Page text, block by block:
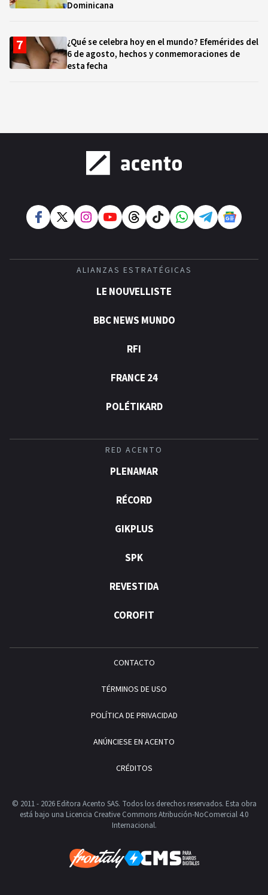
Dominicana
¿Qué se celebra hoy en el mundo? Efemérides del
6 de agosto, hechos y conmemoraciones de
esta fecha
ALIANZAS ESTRATÉGICAS
LE NOUVELLISTE
BBC NEWS MUNDO
RFI
FRANCE 24
POLÉTIKARD
RED ACENTO
PLENAMAR
RÉCORD
GIKPLUS
SPK
REVESTIDA
COROFIT
CONTACTO
TÉRMINOS DE USO
POLÍTICA DE PRIVACIDAD
ANÚNCIESE EN ACENTO
CRÉDITOS
© 2011 - 2026 Editora Acento SAS. Todos los derechos reservados. Esta obra
está bajo una Licencia Creative Commons Atribución-NoComercial 4.0
Internacional.